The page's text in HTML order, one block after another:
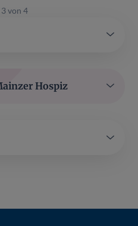
3 von 4
Hospiz